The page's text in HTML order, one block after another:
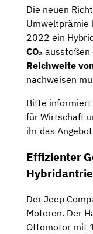
Die neuen
Umweltprämie
2022 ein
CO₂ ausstoßen
Reichweite
nachweisen
Bitte informiert
für Wirtschaft
ihr das
Effizienter
Der Jeep
Motoren. Der
Ottomotor mit